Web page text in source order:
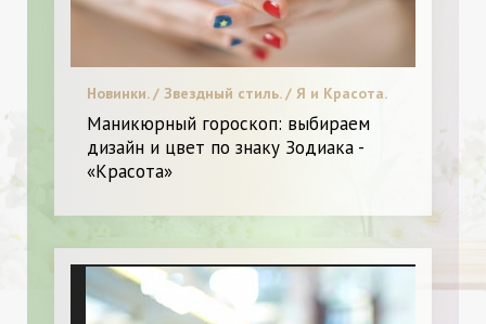
Новинки. / Звездный стиль. / Я и Красота.
Маникюрный гороскоп: выбираем
дизайн и цвет по знаку Зодиака -
«Красота»